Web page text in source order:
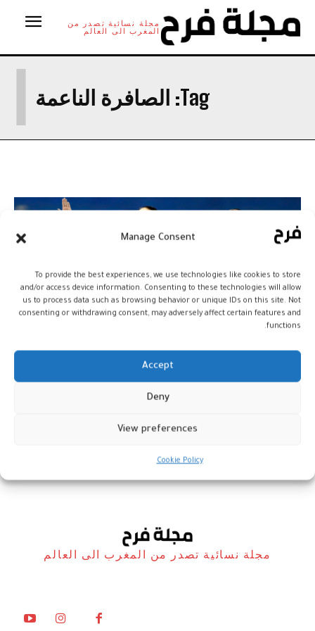
Manage Consent
To provide the best experiences, we use technologies like cookies to store
and/or access device information. Consenting to these technologies will allow
us to process data such as browsing behavior or unique IDs on this site. Not
consenting or withdrawing consent, may adversely affect certain features and
functions.
Accept
Deny
View preferences
Cookie Policy
مجلة نسائية تصدر من
المغرب الى العالم
Tag: الصافرة الناعمة
لأول مرة في التاريخ.. الصافرة
مجلة نسائية تصدر من المغرب الى العالم